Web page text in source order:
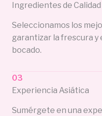
Ingredientes de Calidad
Seleccionamos los
garantizar la frescura y
bocado.
03
Experiencia Asiática
Sumérgete en una